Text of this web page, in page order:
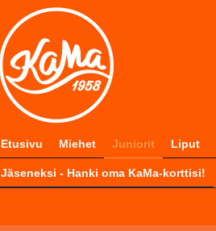
Etusivu Miehet Juniorit Liput
Jäseneksi - Hanki oma KaMa-korttisi!